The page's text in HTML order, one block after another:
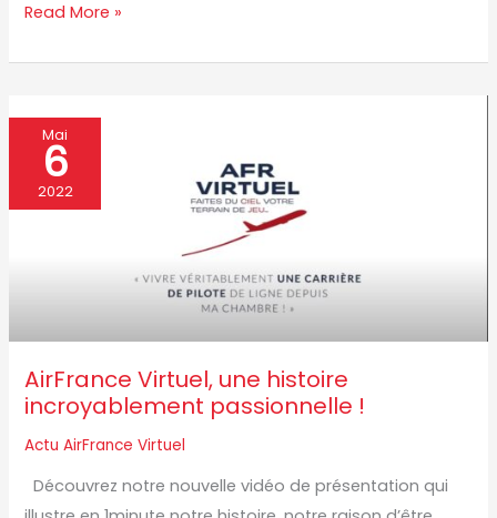
Read More »
Mai
6
2022
AirFrance Virtuel, une histoire
incroyablement passionnelle !
Actu AirFrance Virtuel
Découvrez notre nouvelle vidéo de présentation qui
AirFrance
Virtuel,
une